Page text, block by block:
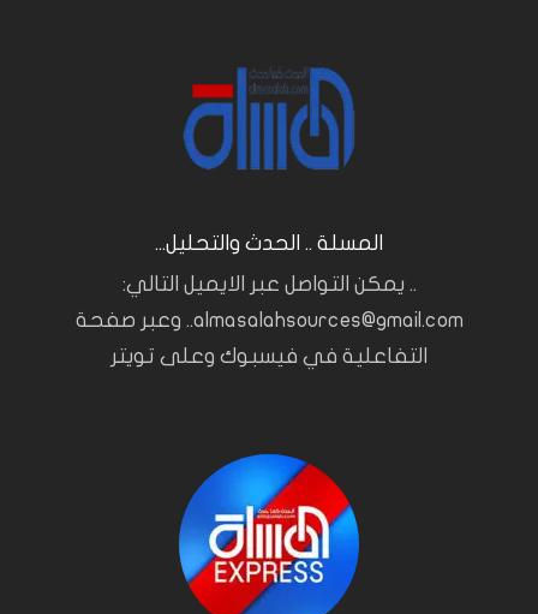
المسلة .. الحدث والتحليل...
.. يمكن التواصل عبر الايميل التالي:
almasalahsources@gmail.com.. وعبر صفحة
التفاعلية في فيسبوك وعلى تويتر